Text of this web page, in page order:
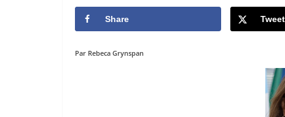
Share Tweet
Par Rebeca Grynspan